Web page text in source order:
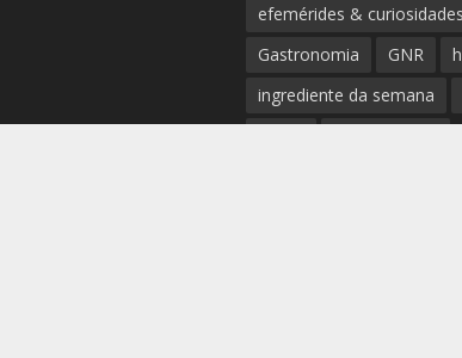
efemérides & curiosidades
Gastronomia
GNR
ingrediente da semana